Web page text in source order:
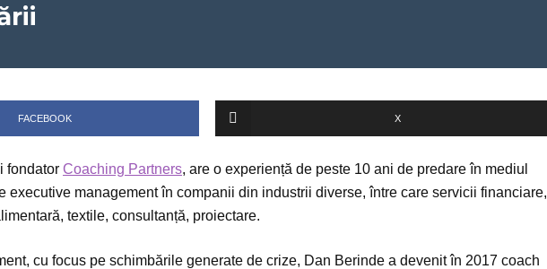
FACEBOOK X
fondator Coaching Partners, are o experiență de peste 10 ani de predare în mediul
executive management în companii din industrii diverse, între care servicii financiare,
textile, consultanță, proiectare.
cu focus pe schimbările generate de crize, Dan Berinde a devenit în 2017 coach